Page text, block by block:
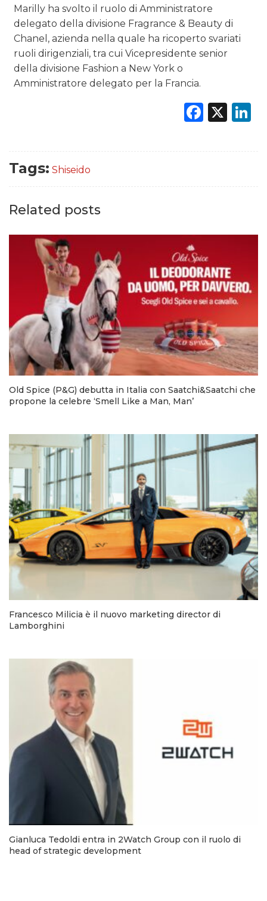
Marilly ha svolto il ruolo di Amministratore
delegato della divisione Fragrance & Beauty di
Chanel, azienda nella quale ha ricoperto svariati
ruoli dirigenziali, tra cui Vicepresidente senior
della divisione Fashion a New York o
Amministratore delegato per la Francia.
X
Tags: Shiseido
Related posts
Old Spice (P&G) debutta in Italia con Saatchi&Saatchi che
propone la celebre ‘Smell Like a Man, Man’
Francesco Milicia è il nuovo marketing director di
Lamborghini
Gianluca Tedoldi entra in 2Watch Group con il ruolo di
head of strategic development